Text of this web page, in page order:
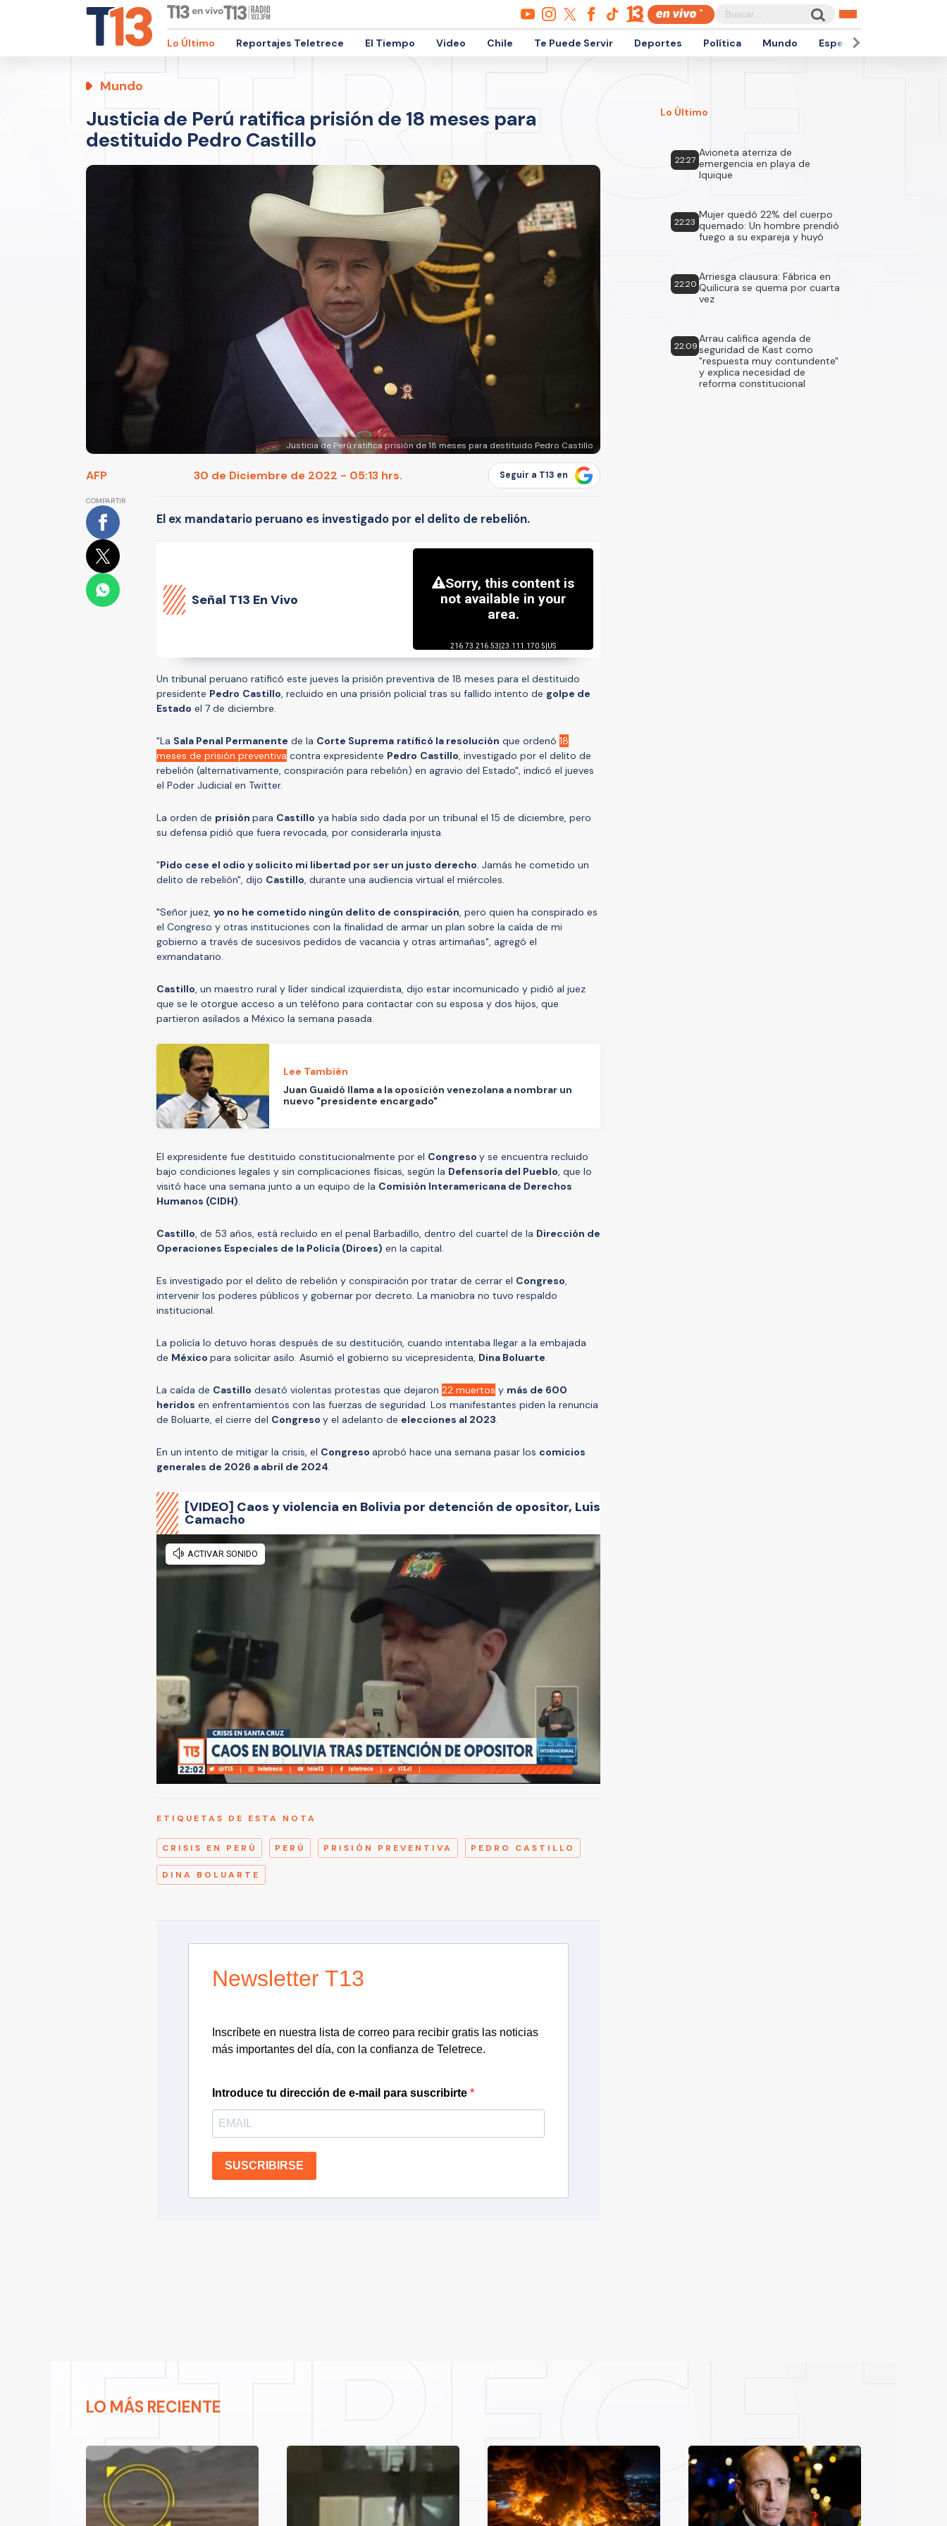
Lo Último Reportajes Teletrece El Tiempo Video Chile Te Puede Servir Deportes Política Mundo Espectáculos
Mundo
Justicia de Perú ratifica prisión de 18 meses para
destituido Pedro Castillo
Justicia de Perú ratifica prisión de 18 meses para destituido Pedro Castillo
AFP 30 de Diciembre de 2022 - 05:13 hrs. Seguir a T13 en
COMPARTIR
El ex mandatario peruano es investigado por el delito de rebelión.
Señal T13 En Vivo
Un tribunal peruano ratificó este jueves la prisión preventiva de 18 meses para el destituido
presidente Pedro Castillo, recluido en una prisión policial tras su fallido intento de golpe de
Estado el 7 de diciembre.
"La Sala Penal Permanente de la Corte Suprema ratificó la resolución que ordenó 18
meses de prisión preventiva contra expresidente Pedro Castillo, investigado por el delito de
rebelión (alternativamente, conspiración para rebelión) en agravio del Estado", indicó el jueves
el Poder Judicial en Twitter.
La orden de prisión para Castillo ya había sido dada por un tribunal el 15 de diciembre, pero
su defensa pidió que fuera revocada, por considerarla injusta.
"Pido cese el odio y solicito mi libertad por ser un justo derecho. Jamás he cometido un
delito de rebelión", dijo Castillo, durante una audiencia virtual el miércoles.
"Señor juez, yo no he cometido ningún delito de conspiración, pero quien ha conspirado es
el Congreso y otras instituciones con la finalidad de armar un plan sobre la caída de mi
gobierno a través de sucesivos pedidos de vacancia y otras artimañas", agregó el
exmandatario.
Castillo, un maestro rural y líder sindical izquierdista, dijo estar incomunicado y pidió al juez
que se le otorgue acceso a un teléfono para contactar con su esposa y dos hijos, que
partieron asilados a México la semana pasada.
Lee También
Juan Guaidó llama a la oposición venezolana a nombrar un
nuevo "presidente encargado"
El expresidente fue destituido constitucionalmente por el Congreso y se encuentra recluido
bajo condiciones legales y sin complicaciones físicas, según la Defensoría del Pueblo, que lo
visitó hace una semana junto a un equipo de la Comisión Interamericana de Derechos
Humanos (CIDH).
Castillo, de 53 años, está recluido en el penal Barbadillo, dentro del cuartel de la Dirección de
Operaciones Especiales de la Policía (Diroes) en la capital.
Es investigado por el delito de rebelión y conspiración por tratar de cerrar el Congreso,
intervenir los poderes públicos y gobernar por decreto. La maniobra no tuvo respaldo
institucional.
La policía lo detuvo horas después de su destitución, cuando intentaba llegar a la embajada
de México para solicitar asilo. Asumió el gobierno su vicepresidenta, Dina Boluarte.
La caída de Castillo desató violentas protestas que dejaron 22 muertos y más de 600
heridos en enfrentamientos con las fuerzas de seguridad. Los manifestantes piden la renuncia
de Boluarte, el cierre del Congreso y el adelanto de elecciones al 2023.
En un intento de mitigar la crisis, el Congreso aprobó hace una semana pasar los comicios
generales de 2026 a abril de 2024.
[VIDEO] Caos y violencia en Bolivia por detención de opositor, Luis
Camacho
ETIQUETAS DE ESTA NOTA
CRISIS EN PERÚ PERÚ PRISIÓN PREVENTIVA PEDRO CASTILLO
DINA BOLUARTE
Newsletter T13
Inscríbete en nuestra lista de correo para recibir gratis las noticias
más importantes del día, con la confianza de Teletrece.
Introduce tu dirección de e-mail para suscribirte
SUSCRIBIRSE
Lo Último
22:27
Avioneta aterriza de
emergencia en playa de
Iquique
22:23
Mujer quedó 22% del cuerpo
quemado: Un hombre prendió
fuego a su expareja y huyó
22:20
Arriesga clausura: Fábrica en
Quilicura se quema por cuarta
vez
22:09
Arrau califica agenda de
seguridad de Kast como
"respuesta muy contundente"
y explica necesidad de
reforma constitucional
LO MÁS RECIENTE